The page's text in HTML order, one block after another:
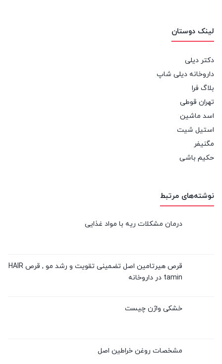
لینک دوستان
دکتر دیلی
داروخانه دیلی شاپ
بلاگ فرا
تهران قوطی
اسد ماشین
استیل شیت
مگنیفر
حکیم باشی
نوشته‌های مرتبط
درمان مشکلات ریه با مواد غذایی
قرص هیرتامین اصل تضمینی تقویت و رشد مو , قرص HAIR
tamin در داروخانه
خشکی واژن چیست
مشخصات روغن خراطین اصل